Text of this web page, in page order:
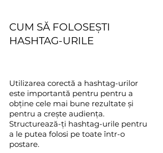
CUM SĂ FOLOSEȘTI
HASHTAG-URILE
Utilizarea corectă a hashtag-urilor
este importantă pentru pentru a
obține cele mai bune rezultate și
pentru a crește audiența.
Structurează-ți hashtag-urile pentru
a le putea folosi pe toate într-o
postare.